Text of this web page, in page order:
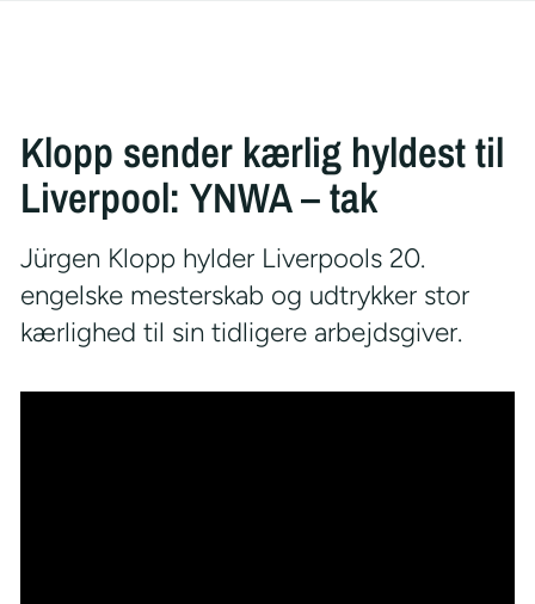
Klopp sender kærlig hyldest til
Liverpool: YNWA – tak
Jürgen Klopp hylder Liverpools 20.
engelske mesterskab og udtrykker stor
kærlighed til sin tidligere arbejdsgiver.